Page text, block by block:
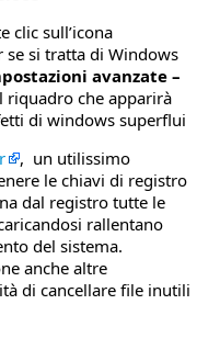
clic sull’icona
se si tratta di Windows
avanzate –
riquadro che apparirà
di windows superflui
, un utilissimo
le chiavi di registro
dal registro tutte le
rallentano
del sistema.
anche altre
di cancellare file inutili